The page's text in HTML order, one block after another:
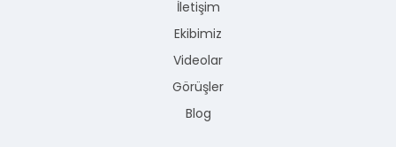
İletişim
Ekibimiz
Videolar
Görüşler
Blog